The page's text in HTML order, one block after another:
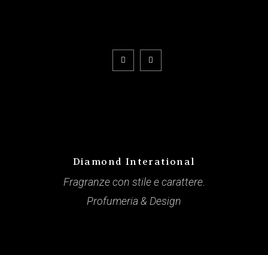
Diamond Interational
Fragranze con stile e carattere.
Profumeria & Design